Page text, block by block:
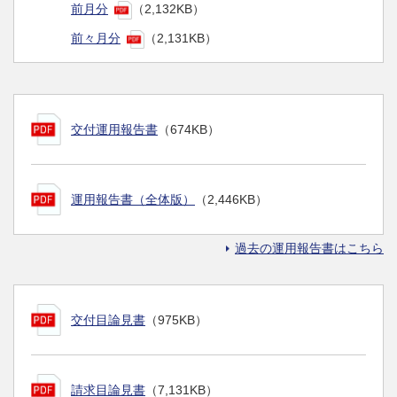
前月分 （2,132KB）
前々月分 （2,131KB）
交付運用報告書 （674KB）
運用報告書（全体版） （2,446KB）
過去の運用報告書はこちら
交付目論見書 （975KB）
請求目論見書 （7,131KB）